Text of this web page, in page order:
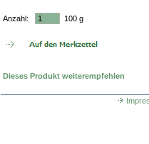
Anzahl: 100 g
Dieses Produkt weiterempfehlen